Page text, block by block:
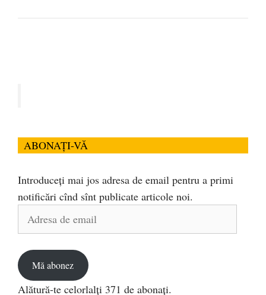
ABONAȚI-VĂ
Introduceți mai jos adresa de email pentru a primi
notificări cînd sînt publicate articole noi.
Adresa
Mă abonez
Alătură-te celorlalți 371 de abonați.